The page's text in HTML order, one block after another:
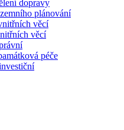
dopravy
plánování
věcí
věcí
péče